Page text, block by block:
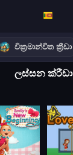
වික්‍රමාන්විත ක්‍රීඩා
ලස්සන ක්රීඩා